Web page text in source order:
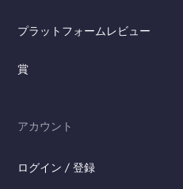
プラットフォームレビュー
賞
アカウント
ログイン / 登録